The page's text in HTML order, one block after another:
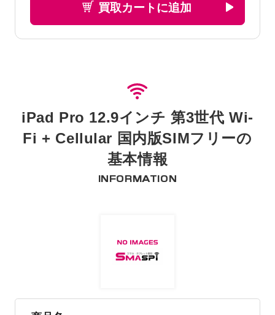
買取カートに追加
iPad Pro 12.9インチ 第3世代 Wi-
Fi + Cellular 国内版SIMフリーの
基本情報
INFORMATION